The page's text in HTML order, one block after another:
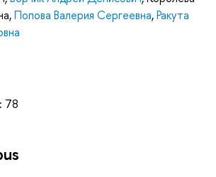
,Попова Валерия Сергеевна,Ракута
78